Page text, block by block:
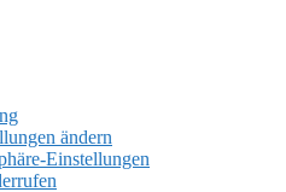
ändern
Einstellungen